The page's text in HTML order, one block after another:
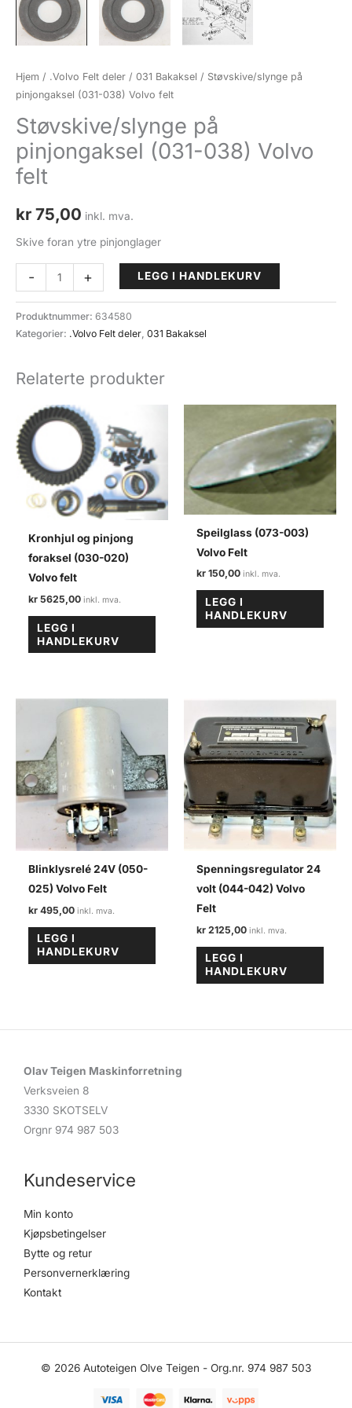
Hjem / .Volvo Felt deler / 031 Bakaksel / Støvskive/slynge på
pinjongaksel (031-038) Volvo felt
Støvskive/slynge på
pinjongaksel (031-038) Volvo
felt
kr 75,00 inkl. mva.
Skive foran ytre pinjonglager
-
Støvskive/slynge
på
pinjongaksel
(031-
Volvo
antall
+ LEGG I HANDLEKURV
Produktnummer: 634580
Kategorier: .Volvo Felt deler 031 Bakaksel
Relaterte produkter
Kronhjul og pinjong
foraksel (030-020)
Volvo felt
kr 5625,00
LEGG I
HANDLEKURV
Speilglass (073-003)
Volvo Felt
kr 150,00
LEGG I
HANDLEKURV
Blinklysrelé 24V (050-
025) Volvo Felt
kr 495,00
LEGG I
HANDLEKURV
Spenningsregulator 24
volt (044-042) Volvo
Felt
kr 2125,00
LEGG I
HANDLEKURV
Olav Teigen Maskinforretning
Verksveien 8
3330 SKOTSELV
Orgnr 974 987 503
Kundeservice
Min konto
Kjøpsbetingelser
Bytte og retur
Personvernerklæring
Kontakt
© 2026 Autoteigen Olve Teigen - Org.nr. 974 987 503